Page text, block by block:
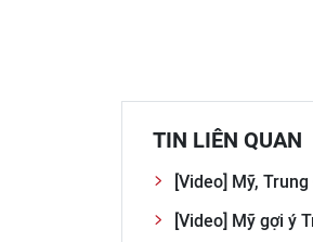
TIN LIÊN QUAN
[Video] Mỹ,
[Video] Mỹ gợi ý